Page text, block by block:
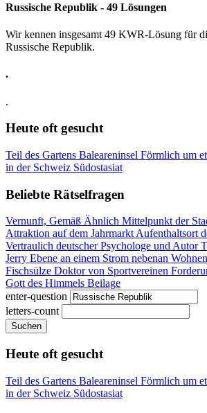
Russische Republik - 49 Lösungen
Wir kennen insgesamt 49 KWR-Lösung für
Russische Republik.
.
.
Heute oft gesucht
Teil des Gartens Baleareninsel Förmlich um
in der Schweiz Südostasiat
Beliebte Rätselfragen
Vernunft, Gemäß Ähnlich Mittelpunkt der
Attraktion auf dem JahrmarktAufenthaltsort
Vertraulich deutscher Psychologe und Autor
Jerry Ebene an einem Strom nebenan
Fischsülze Doktor von Sportvereinen
Gott des Himmels Beilage
enter-question
letters-count
Suchen
Heute oft gesucht
Teil des Gartens Baleareninsel Förmlich um
in der Schweiz Südostasiat